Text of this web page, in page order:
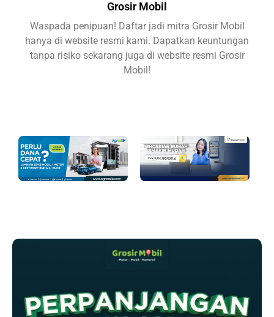
Grosir Mobil
Waspada penipuan! Daftar jadi mitra Grosir Mobil
hanya di website resmi kami. Dapatkan keuntungan
tanpa risiko sekarang juga di website resmi Grosir
Mobil!